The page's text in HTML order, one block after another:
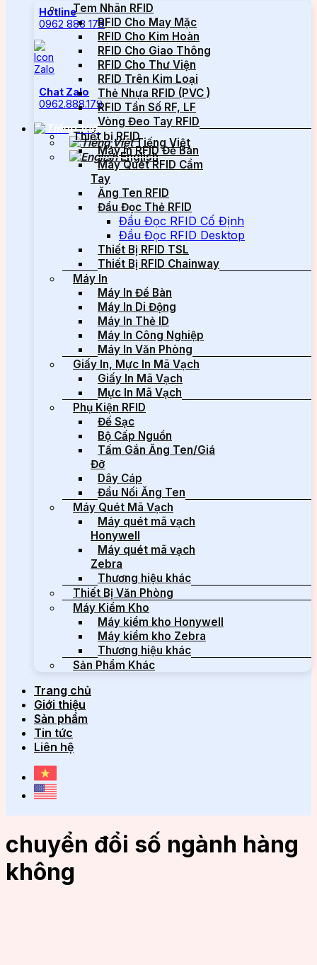
Hotline
0962 888 179
Chat Zalo
0962.888.179
Tiếng Việt
English
Tem Nhãn RFID
RFID Cho May Mặc
RFID Cho Kim Hoàn
RFID Cho Giao Thông
RFID Cho Thư Viện
RFID Trên Kim Loại
Thẻ Nhựa RFID (PVC )
RFID Tần Số RF, LF
Vòng Đeo Tay RFID
Thiết bị RFID
Máy In RFID Để Bàn
Máy Quét RFID Cầm
Tay
Ăng Ten RFID
Đầu Đọc Thẻ RFID
Đầu Đọc RFID Cố Định
Đầu Đọc RFID Desktop
Thiết Bị RFID TSL
Thiết Bị RFID Chainway
Máy In
Máy In Để Bàn
Máy In Di Động
Máy In Thẻ ID
Máy In Công Nghiệp
Máy In Văn Phòng
Giấy In, Mực In Mã Vạch
Giấy In Mã Vạch
Mực In Mã Vạch
Phụ Kiện RFID
Đế Sạc
Bộ Cấp Nguồn
Tấm Gắn Ăng Ten/Giá
Đỡ
Dây Cáp
Đầu Nối Ăng Ten
Máy Quét Mã Vạch
Máy quét mã vạch
Honywell
Máy quét mã vạch
Zebra
Thương hiệu khác
Thiết Bị Văn Phòng
Máy Kiểm Kho
Máy kiểm kho Honywell
Máy kiểm kho Zebra
Thương hiệu khác
Sản Phẩm Khác
Trang chủ
Giới thiệu
Sản phẩm
Tin tức
Liên hệ
chuyển đổi số ngành hàng
không